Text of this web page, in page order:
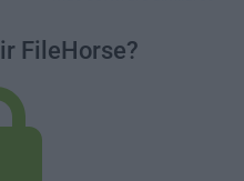
FileHorse?